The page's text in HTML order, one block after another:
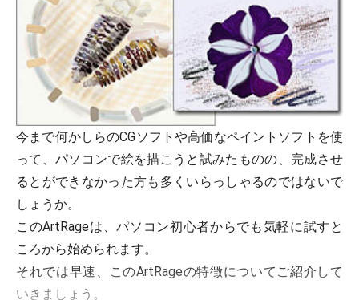
今まで何かしらのCGソフトや高価なペイントソフトを使
って、パソコンで絵を描こうと試みたものの、完成させ
るとができなかった方も多くいらっしゃるのではないで
しょうか。
このArtRageは、パソコン初心者からでも気軽に試すと
ころから始められます。
それでは早速、このArtRageの特徴についてご紹介して
いきましょう。